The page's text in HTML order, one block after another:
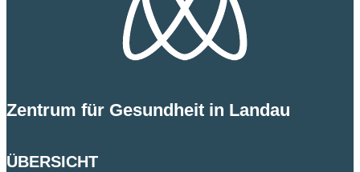
Zentrum für Gesundheit in Landau
ÜBERSICHT